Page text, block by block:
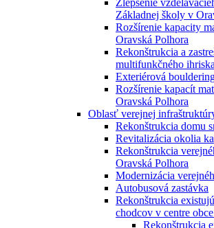
Zlepšenie
Základnej školy v
Rozšírenie kapacity
Oravská Polhora
Rekonštrukcia a
multifunkčného ihriska
Exteriérová
Rozšírenie kapacít
Oravská Polhora
Oblasť verejnej
Rekonštrukcia domu
Revitalizácia okolia
Rekonštrukcia
Oravská Polhora
Modernizácia
Autobusová zastávka
Rekonštrukcia
chodcov v centre
Rekonštrukcia